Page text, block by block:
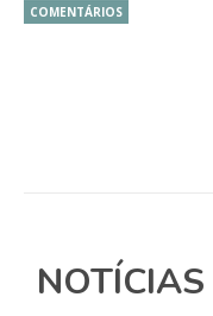
COMENTÁRIOS